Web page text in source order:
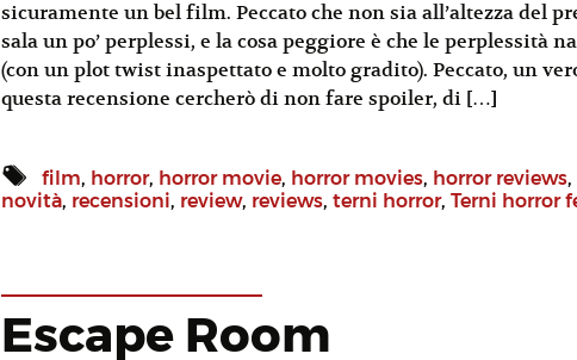
sicuramente un bel film. Peccato che non sia all’altezza del
sala un po’ perplessi, e la cosa peggiore è che le perplessità
(con un plot twist inaspettato e molto gradito). Peccato, un
questa recensione cercherò di non fare spoiler, di […]
film, horror, horror movie, horror movies, horror reviews,
novità, recensioni, review, reviews, terni horror, Terni horror
Escape Room